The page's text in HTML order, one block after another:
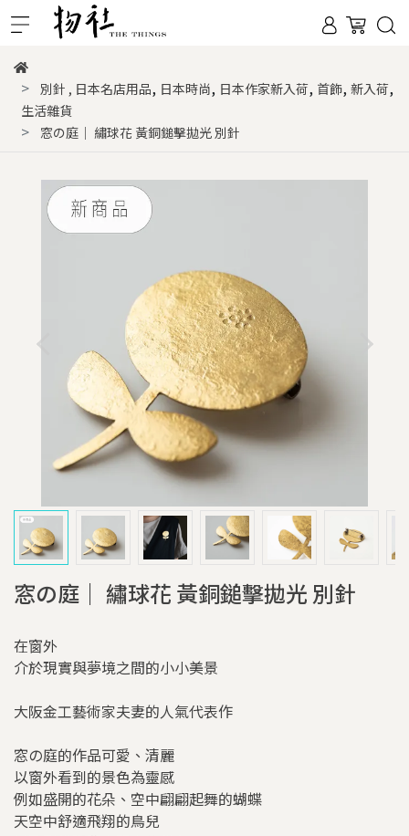
別針 , 日本名店用品, 日本時尚, 日本作家新入荷, 首飾, 新入荷,
生活雜貨
窓の庭｜ 繡球花 黃銅鎚擊拋光 別針
窓の庭｜ 繡球花 黃銅鎚擊拋光 別針
在窗外
介於現實與夢境之間的小小美景
大阪金工藝術家夫妻的人氣代表作
窓の庭的作品可愛、清麗
以窗外看到的景色為靈感
例如盛開的花朵、空中翩翩起舞的蝴蝶
天空中舒適飛翔的鳥兒